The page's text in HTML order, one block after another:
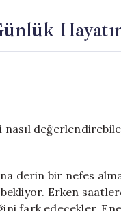
nasıl
derin bir nefes
Erken
fark edecekler.